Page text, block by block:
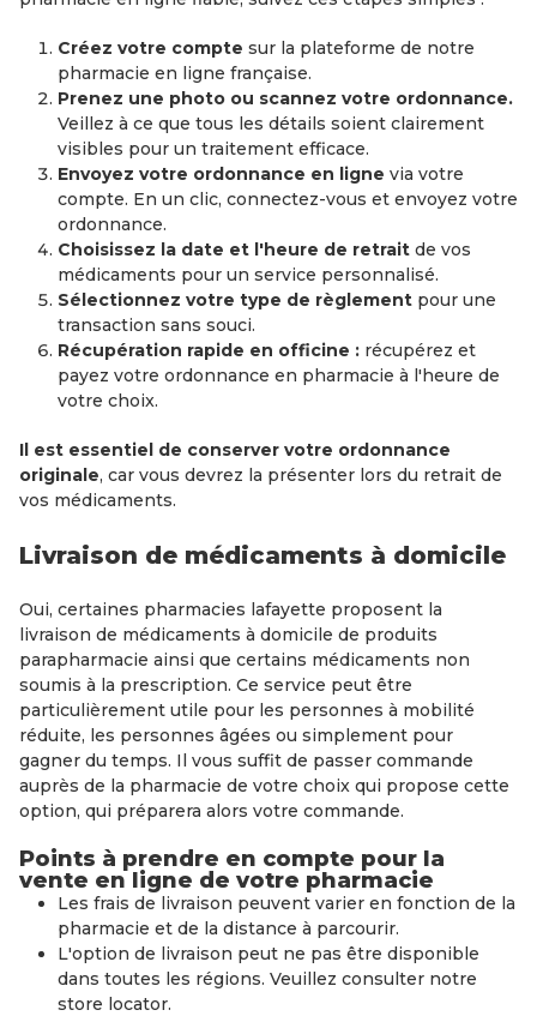
Créez votre compte sur la plateforme de notre
pharmacie en ligne française.
Prenez une photo ou scannez votre ordonnance.
Veillez à ce que tous les détails soient clairement
visibles pour un traitement efficace.
Envoyez votre ordonnance en ligne via votre
compte. En un clic, connectez-vous et envoyez votre
ordonnance.
Choisissez la date et l'heure de retrait de vos
médicaments pour un service personnalisé.
Sélectionnez votre type de règlement pour une
transaction sans souci.
Récupération rapide en officine : récupérez et
payez votre ordonnance en pharmacie à l'heure de
votre choix.
Il est essentiel de conserver votre ordonnance
originale, car vous devrez la présenter lors du retrait de
vos médicaments.
Livraison de médicaments à domicile
Oui, certaines pharmacies lafayette proposent la
livraison de médicaments à domicile de produits
parapharmacie ainsi que certains médicaments non
soumis à la prescription. Ce service peut être
particulièrement utile pour les personnes à mobilité
réduite, les personnes âgées ou simplement pour
gagner du temps. Il vous suffit de passer commande
auprès de la pharmacie de votre choix qui propose cette
option, qui préparera alors votre commande.
Points à prendre en compte pour la
vente en ligne de votre pharmacie
Les frais de livraison peuvent varier en fonction de la
pharmacie et de la distance à parcourir.
L'option de livraison peut ne pas être disponible
dans toutes les régions. Veuillez consulter notre
store locator.